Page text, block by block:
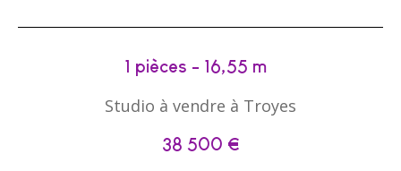
1 pièces - 16,55 m²
Studio à vendre à Troyes
38 500 €